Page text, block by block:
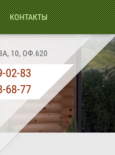
10, ОФ.620
02-83
68-77
КОНТАКТЫ